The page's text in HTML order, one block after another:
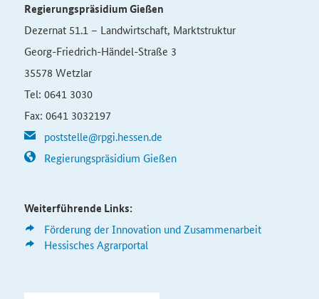
Regierungspräsidium Gießen
Dezernat 51.1 – Landwirtschaft, Marktstruktur
Georg-Friedrich-Händel-Straße 3
35578 Wetzlar
Tel: 0641 3030
Fax: 0641 3032197
poststelle@rpgi.hessen.de
Regierungspräsidium Gießen
Weiterführende Links:
Förderung der Innovation und Zusammenarbeit
Hessisches Agrarportal